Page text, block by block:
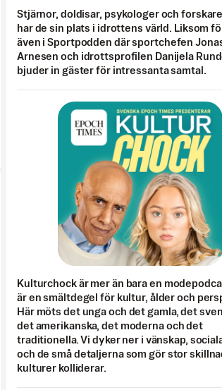
Stjärnor, doldisar, psykologer och
har de sin plats i idrottens värld. Liksom
även i Sportpodden där sportchefen
Arnesen och idrottsprofilen Danijela
bjuder in gäster för intressanta samtal.
Kulturchock är mer än bara en
är en smältdegel för kultur, ålder och
Här möts det unga och det gamla, det
det amerikanska, det moderna och det
traditionella. Vi dyker ner i vänskap,
och de små detaljerna som gör stor
kulturer kolliderar.